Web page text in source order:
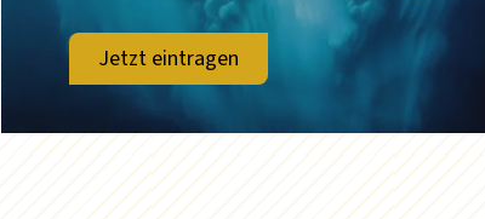
Jetzt eintragen